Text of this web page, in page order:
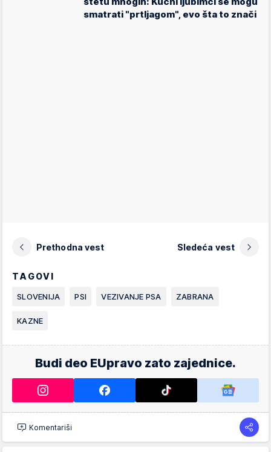
smatrati "prtljagom", evo šta to znači
Prethodna vest Sledeća vest
TAGOVI
SLOVENIJA PSI VEZIVANJE PSA ZABRANA
KAZNE
Budi deo EUpravo zato zajednice.
Komentariši